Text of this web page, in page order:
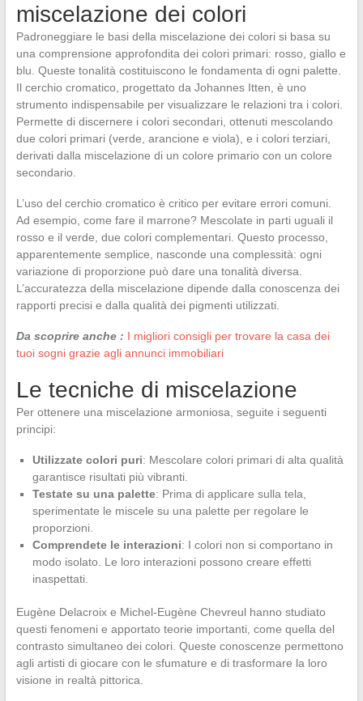
miscelazione dei colori
Padroneggiare le basi della miscelazione dei colori si basa su
una comprensione approfondita dei colori primari: rosso, giallo e
blu. Queste tonalità costituiscono le fondamenta di ogni palette.
Il cerchio cromatico, progettato da Johannes Itten, è uno
strumento indispensabile per visualizzare le relazioni tra i colori.
Permette di discernere i colori secondari, ottenuti mescolando
due colori primari (verde, arancione e viola), e i colori terziari,
derivati dalla miscelazione di un colore primario con un colore
secondario.
L’uso del cerchio cromatico è critico per evitare errori comuni.
Ad esempio, come fare il marrone? Mescolate in parti uguali il
rosso e il verde, due colori complementari. Questo processo,
apparentemente semplice, nasconde una complessità: ogni
variazione di proporzione può dare una tonalità diversa.
L’accuratezza della miscelazione dipende dalla conoscenza dei
rapporti precisi e dalla qualità dei pigmenti utilizzati.
Da scoprire anche : I migliori consigli per trovare la casa dei
tuoi sogni grazie agli annunci immobiliari
Le tecniche di miscelazione
Per ottenere una miscelazione armoniosa, seguite i seguenti
principi:
Utilizzate colori puri: Mescolare colori primari di alta qualità
garantisce risultati più vibranti.
Testate su una palette: Prima di applicare sulla tela,
sperimentate le miscele su una palette per regolare le
proporzioni.
Comprendete le interazioni: I colori non si comportano in
modo isolato. Le loro interazioni possono creare effetti
inaspettati.
Eugène Delacroix e Michel-Eugène Chevreul hanno studiato
questi fenomeni e apportato teorie importanti, come quella del
contrasto simultaneo dei colori. Queste conoscenze permettono
agli artisti di giocare con le sfumature e di trasformare la loro
visione in realtà pittorica.